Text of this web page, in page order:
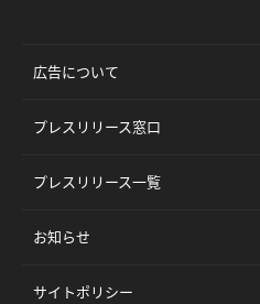
広告について
プレスリリース窓口
プレスリリース一覧
お知らせ
サイトポリシー